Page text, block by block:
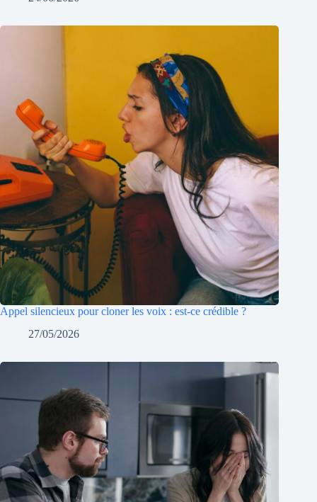
Appel silencieux pour cloner les voix : est-ce crédible ?
27/05/2026